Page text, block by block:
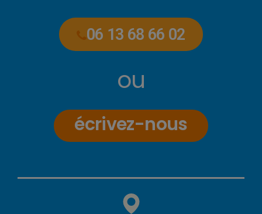
06 13 68 66 02
ou
écrivez-nous